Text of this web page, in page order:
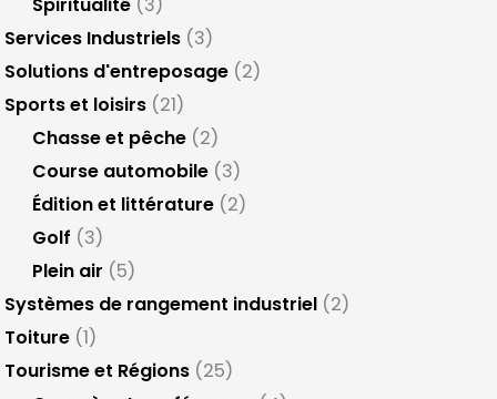
Services Industriels (3)
Solutions d'entreposage (2)
Sports et loisirs (21)
Chasse et pêche(2)
Course automobile(3)
Édition et littérature(2)
Golf (3)
Plein air (5)
Systèmes de rangement industriel (2)
Toiture (1)
Tourisme et Régions (25)